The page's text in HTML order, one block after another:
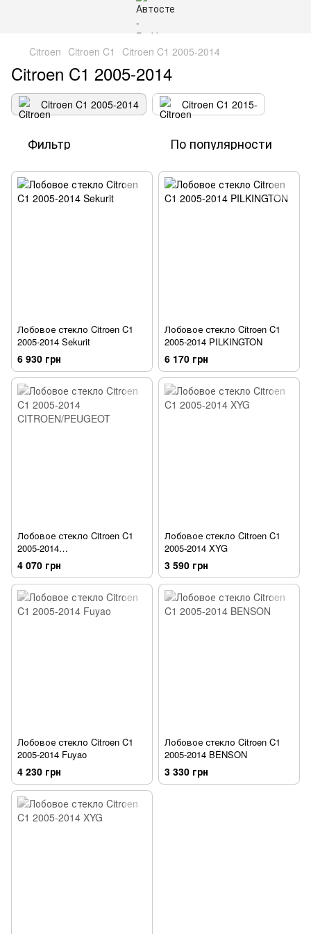
Citroen Citroen C1 Citroen C1 2005-2014
Citroen C1 2005-2014
Citroen C1 2005-2014 Citroen C1 2015-
Фильтр По популярности
Лобовое стекло Citroen C1
2005-2014 Sekurit
6 930 грн
Лобовое стекло Citroen C1
2005-2014 PILKINGTON
6 170 грн
Лобовое стекло Citroen C1
2005-2014
CITROEN/PEUGEOT
4 070 грн
Лобовое стекло Citroen C1
2005-2014 XYG
3 590 грн
Лобовое стекло Citroen C1
2005-2014 Fuyao
4 230 грн
Лобовое стекло Citroen C1
2005-2014 BENSON
3 330 грн